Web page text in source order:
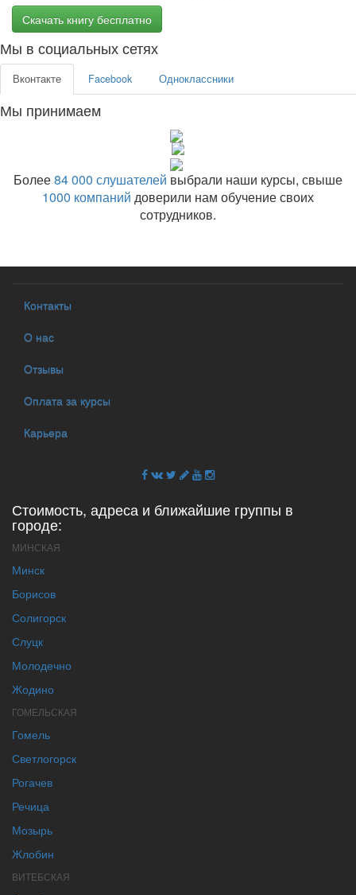
Скачать книгу бесплатно
Мы в социальных сетях
Вконтакте Facebook Одноклассники
Мы принимаем
Более84 000 слушателей выбрали наши курсы, свыше
1000 компаний доверили нам обучение своих
сотрудников.
Контакты
О нас
Отзывы
Оплата за курсы
Карьера
Стоимость, адреса и ближайшие группы в
городе:
МИНСКАЯ
Минск
Борисов
Солигорск
Слуцк
Молодечно
Жодино
ГОМЕЛЬСКАЯ
Гомель
Светлогорск
Рогачев
Речица
Мозырь
Жлобин
ВИТЕБСКАЯ